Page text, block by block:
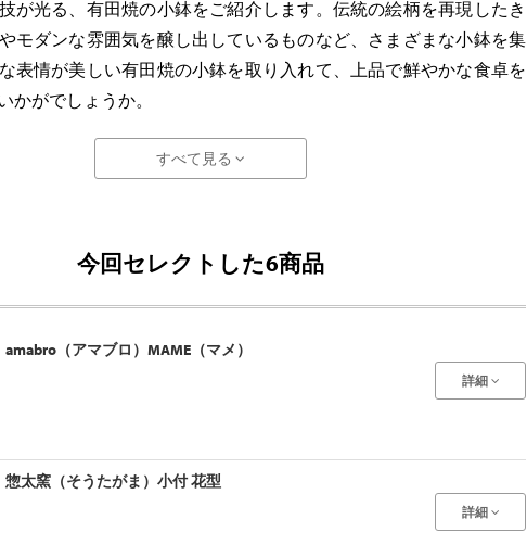
が光る、有田焼の小鉢をご紹介します。伝統の絵柄を再現したき
モダンな雰囲気を醸し出しているものなど、さまざまな小鉢を集
表情が美しい有田焼の小鉢を取り入れて、上品で鮮やかな食卓を
かがでしょうか。
すべて見る
今回セレクトした6商品
amabro（アマブロ）MAME（マメ）
詳細
惣太窯（そうたがま）小付 花型
詳細